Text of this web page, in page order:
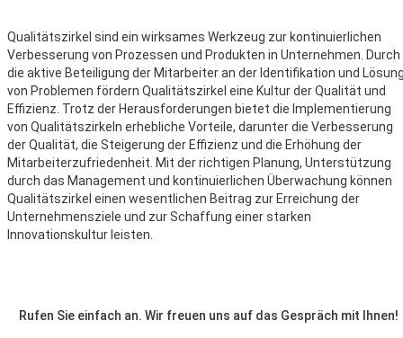
Qualitätszirkel sind ein wirksames Werkzeug zur kontinuierlichen
Verbesserung von Prozessen und Produkten in Unternehmen. Durch
die aktive Beteiligung der Mitarbeiter an der Identifikation und
von Problemen fördern Qualitätszirkel eine Kultur der Qualität und
Effizienz. Trotz der Herausforderungen bietet die Implementierung
von Qualitätszirkeln erhebliche Vorteile, darunter die Verbesserung
der Qualität, die Steigerung der Effizienz und die Erhöhung der
Mitarbeiterzufriedenheit. Mit der richtigen Planung, Unterstützung
durch das Management und kontinuierlichen Überwachung können
Qualitätszirkel einen wesentlichen Beitrag zur Erreichung der
Unternehmensziele und zur Schaffung einer starken
Innovationskultur leisten.
Rufen Sie einfach an. Wir freuen uns auf das Gespräch mit Ihnen!